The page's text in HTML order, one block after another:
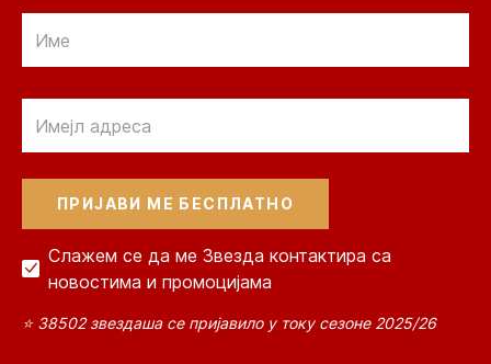
Слажем се да ме Звезда контактира са
новостима и промоцијама
⭐ 38502 звездаша се пријавило у току сезоне 2025/26